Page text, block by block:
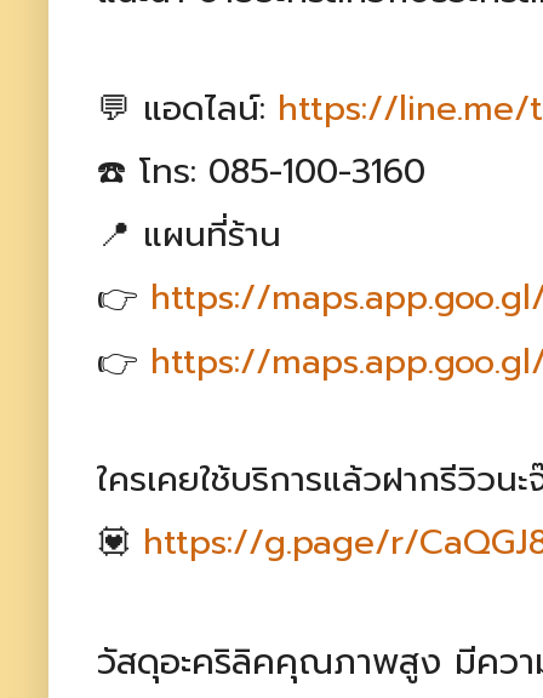
💬 แอดไลน์: https://
☎️ โทร: 085-100-3160
📍 แผนที่ร้าน
👉 https://
👉 https://
ใครเคยใช้บริการแล้วฝากรีวิวน
💟 https://g.page/r/
วัสดุอะคริลิคคุณภาพสูง มีควา